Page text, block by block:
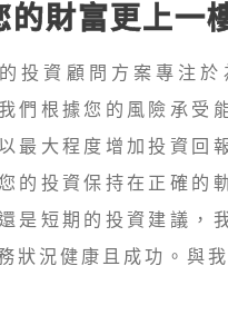
的財富更上一
投資顧問方案專注
們根據您的風險承受
最大程度增加投資回
的投資保持在正確的
是短期的投資建議，
狀況健康且成功。與